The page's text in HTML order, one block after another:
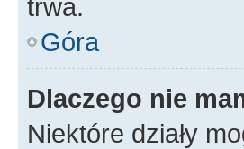
trwa.
Góra
Dlaczego nie
Niektóre działy